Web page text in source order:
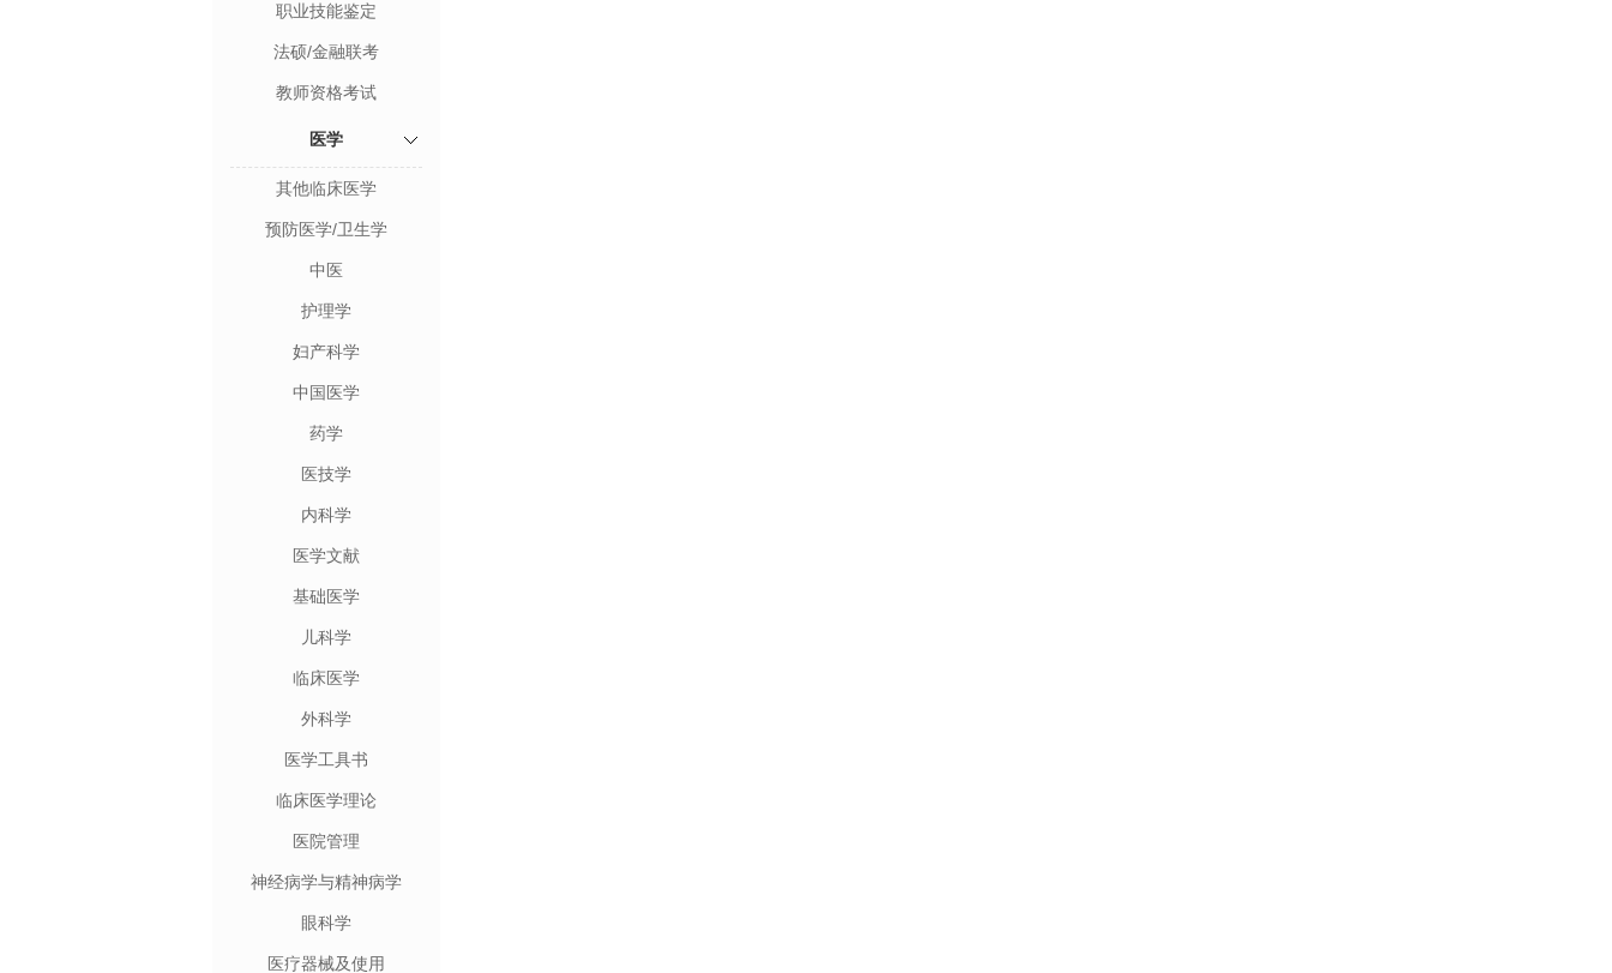
职业技能鉴定
法硕/金融联考
教师资格考试
医学
其他临床医学
预防医学/卫生学
中医
护理学
妇产科学
中国医学
药学
医技学
内科学
医学文献
基础医学
儿科学
临床医学
外科学
医学工具书
临床医学理论
医院管理
神经病学与精神病学
眼科学
医疗器械及使用